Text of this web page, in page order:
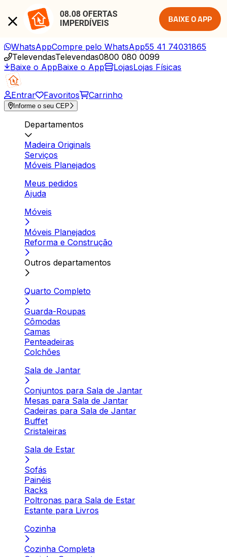
08.08 OFERTAS
IMPERDÍVEIS
BAIXE O APP
WhatsAppCompre pelo WhatsApp55 41 74031865
TelevendasTelevendas0800 080 0099
Baixe o AppBaixe o App LojasLojas Físicas
Entrar Favoritos Carrinho
Informe o seu CEP
Departamentos
Madeira Originals
Serviços
Móveis Planejados
Meus pedidos
Ajuda
Móveis
Móveis Planejados
Reforma e Construção
Outros departamentos
Quarto Completo
Guarda-Roupas
Cômodas
Camas
Penteadeiras
Colchões
Sala de Jantar
Conjuntos para Sala de Jantar
Mesas para Sala de Jantar
Cadeiras para Sala de Jantar
Buffet
Cristaleiras
Sala de Estar
Sofás
Painéis
Racks
Poltronas para Sala de Estar
Estante para Livros
Cozinha
Cozinha Completa